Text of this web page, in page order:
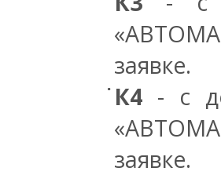
заявке.
К4 - с
заявке.